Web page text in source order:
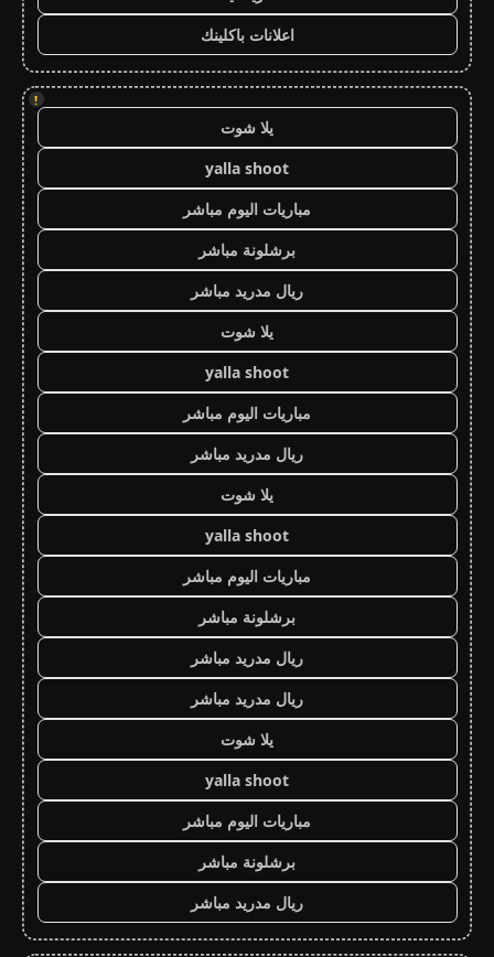
اعلانات باكلينك
!
يلا شوت
yalla shoot
مباريات اليوم مباشر
برشلونة مباشر
ريال مدريد مباشر
يلا شوت
yalla shoot
مباريات اليوم مباشر
ريال مدريد مباشر
يلا شوت
yalla shoot
مباريات اليوم مباشر
برشلونة مباشر
ريال مدريد مباشر
ريال مدريد مباشر
يلا شوت
yalla shoot
مباريات اليوم مباشر
برشلونة مباشر
ريال مدريد مباشر